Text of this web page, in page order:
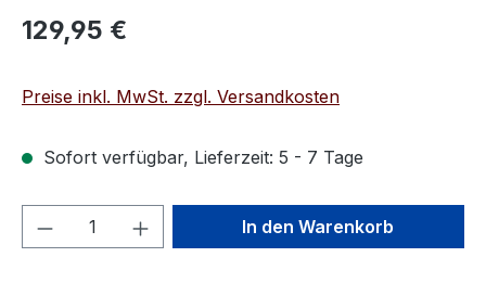
Regulärer Preis:
129,95 €
Preise inkl. MwSt. zzgl. Versandkosten
Sofort verfügbar, Lieferzeit: 5 - 7 Tage
Produkt Anzahl: Gib denIn den Warenkorb